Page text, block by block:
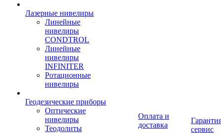
Лазерные нивелиры
Линейные
нивелиры
CONDTROL
Линейные
нивелиры
INFINITER
Ротационные
нивелиры
Геодезические приборы
Оптические
нивелиры
Теодолиты
Оплата и
доставка
сервис